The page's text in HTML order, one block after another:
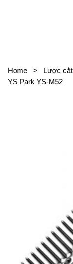
Home > Lược
YS Park YS-M52